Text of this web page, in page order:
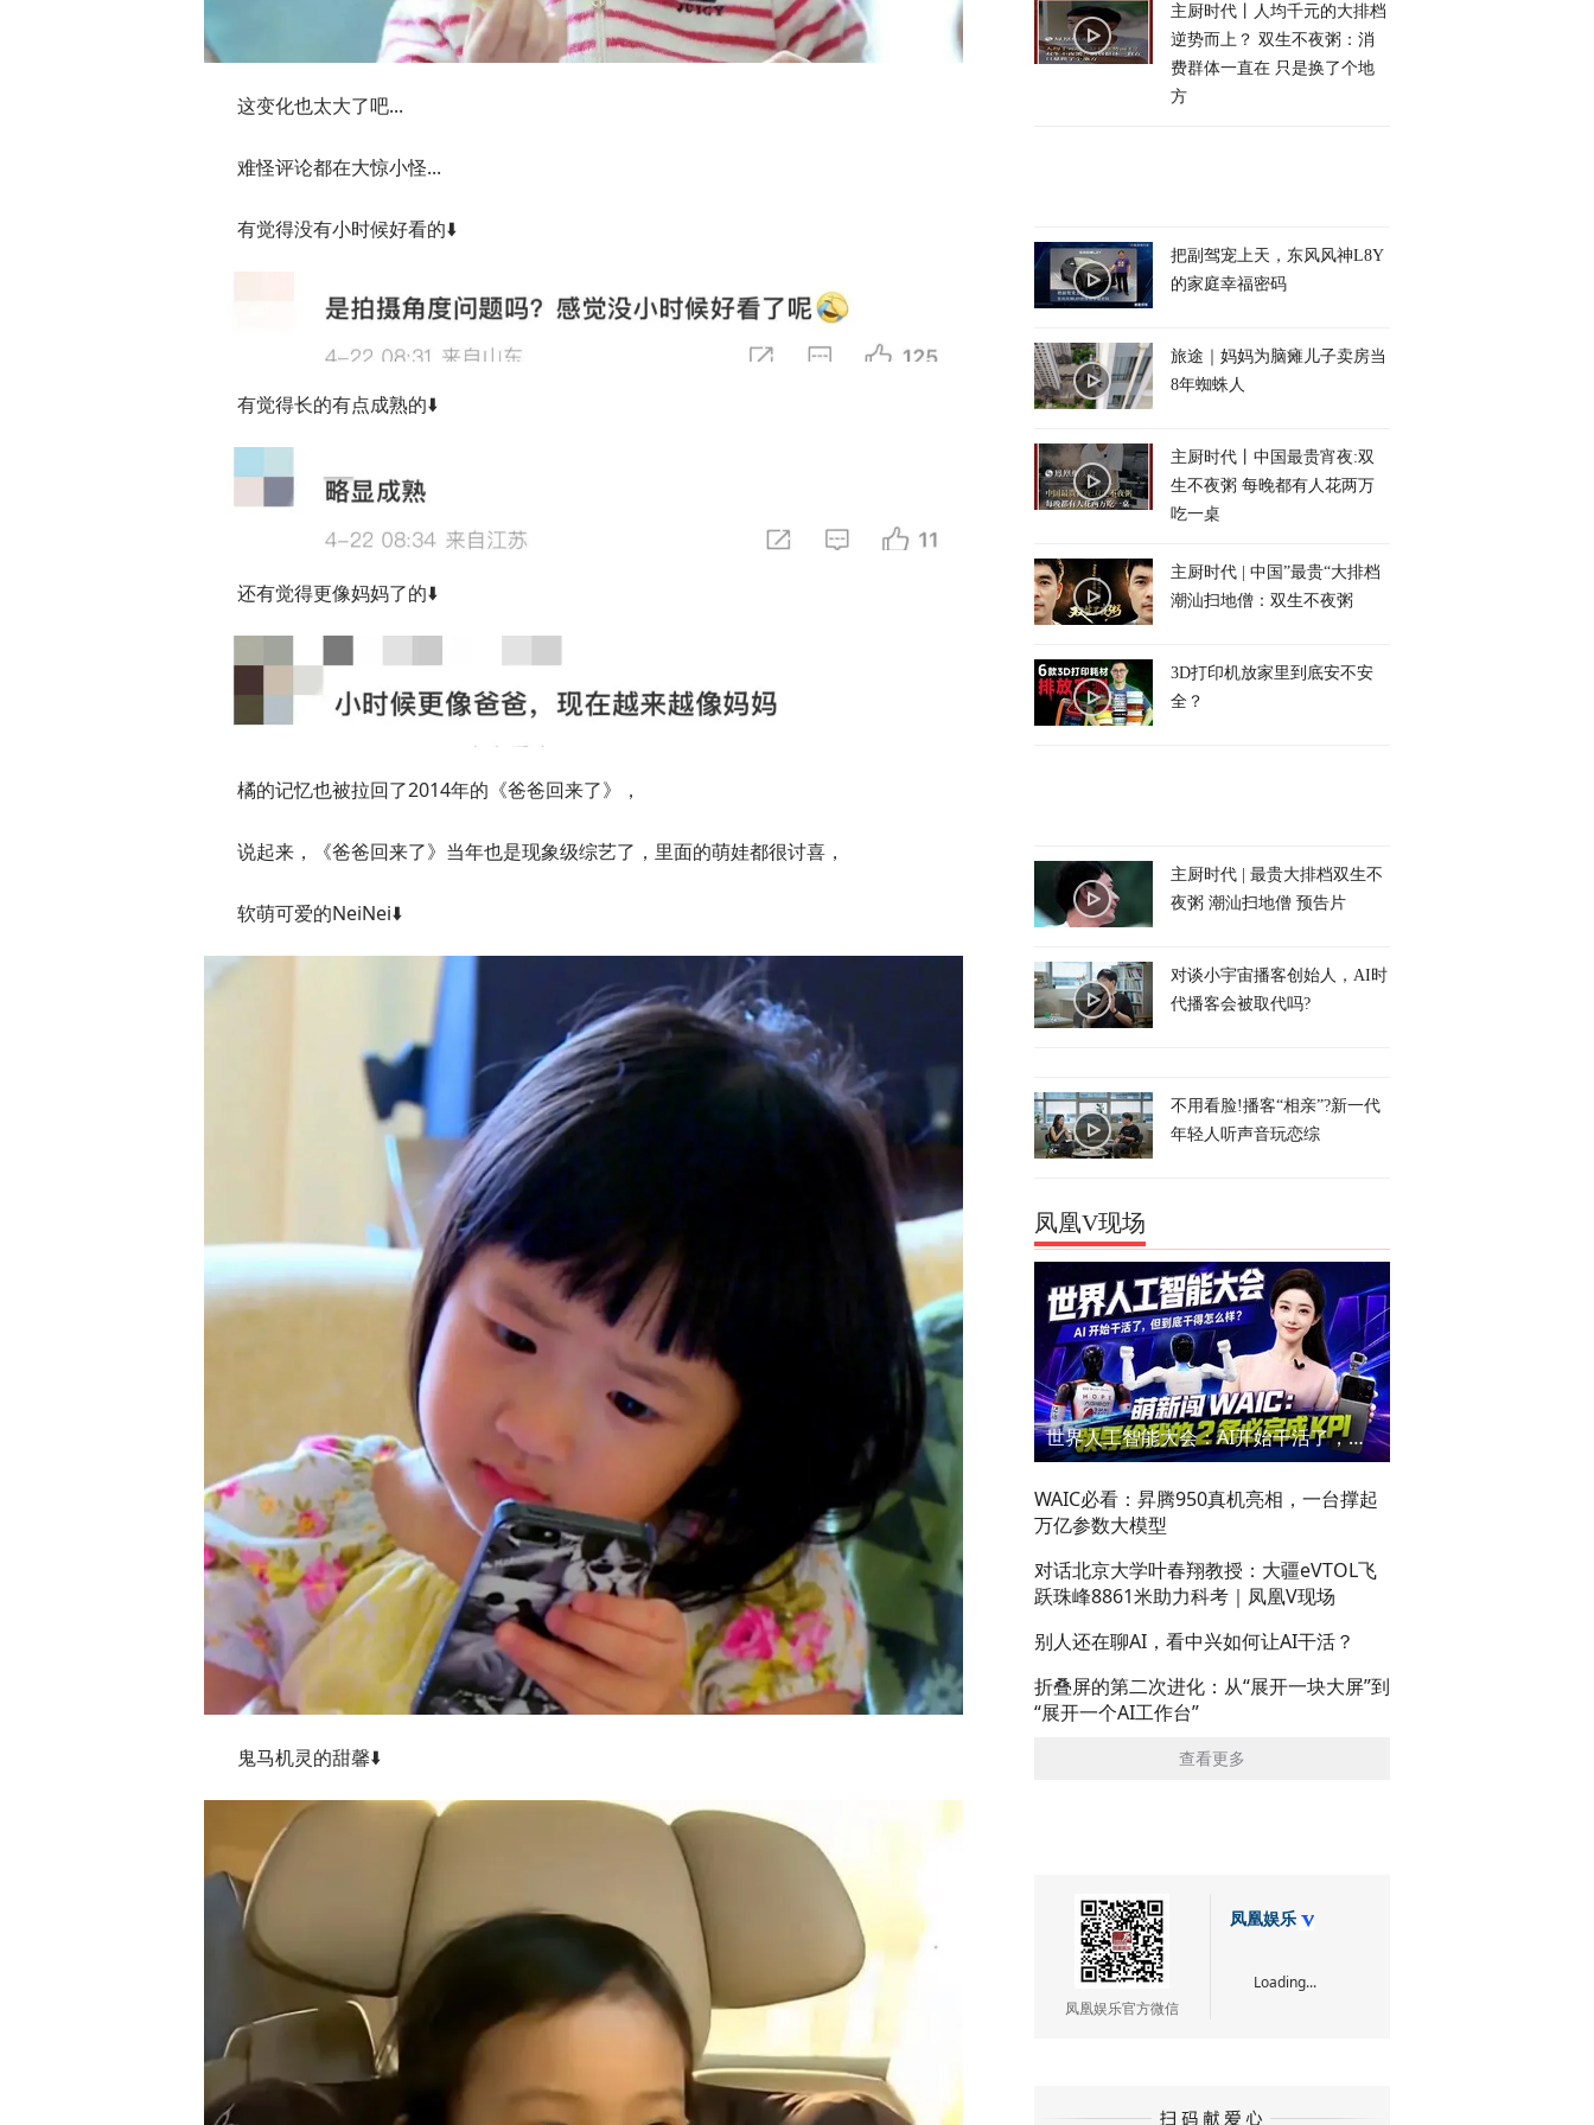
这变化也太大了吧...
难怪评论都在大惊小怪...
有觉得没有小时候好看的⬇️
有觉得长的有点成熟的⬇️
还有觉得更像妈妈了的⬇️
橘的记忆也被拉回了2014年的《爸爸回来了》，
说起来，《爸爸回来了》当年也是现象级综艺了，里面的萌娃都很讨喜，
软萌可爱的NeiNei⬇️
鬼马机灵的甜馨⬇️
主厨时代丨人均千元的大排档
逆势而上？ 双生不夜粥：消
费群体一直在 只是换了个地
方
把副驾宠上天，东风风神L8Y
的家庭幸福密码
旅途｜妈妈为脑瘫儿子卖房当
8年蜘蛛人
主厨时代丨中国最贵宵夜:双
生不夜粥 每晚都有人花两万
吃一桌
主厨时代 | 中国”最贵“大排档
潮汕扫地僧：双生不夜粥
3D打印机放家里到底安不安
全？
主厨时代 | 最贵大排档双生不
夜粥 潮汕扫地僧 预告片
对谈小宇宙播客创始人，AI时
代播客会被取代吗?
不用看脸!播客“相亲”?新一代
年轻人听声音玩恋综
凤凰V现场
世界人工智能大会：AI开始干活了，但到底干的怎么样？萌新闯WAIC
WAIC必看：昇腾950真机亮相，一台撑起
万亿参数大模型
对话北京大学叶春翔教授：大疆eVTOL飞
跃珠峰8861米助力科考｜凤凰V现场
别人还在聊AI，看中兴如何让AI干活？
折叠屏的第二次进化：从“展开一块大屏”到
“展开一个AI工作台”
查看更多
凤凰娱乐官方微信
凤凰娱乐
Loading...